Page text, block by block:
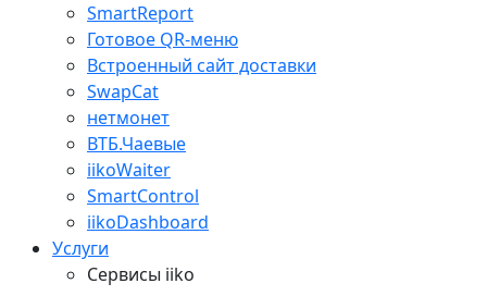
SmartReport
Готовое QR-меню
Встроенный сайт доставки
SwapCat
нетмонет
ВТБ.Чаевые
iikoWaiter
SmartControl
iikoDashboard
Услуги
Сервисы iiko